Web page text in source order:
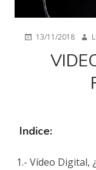
PUBLICADO
13/11/2018
Indice:
1.- Vídeo Digital,